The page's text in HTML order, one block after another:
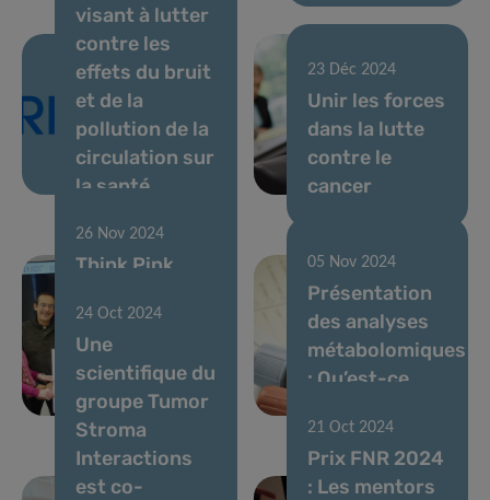
visant à lutter
contre les
effets du bruit
et de la
pollution de la
circulation sur
la santé
23 Déc 2024
Unir les forces
dans la lutte
contre le
cancer
26 Nov 2024
Think Pink
décerne une
bourse pour la
recherche sur
le cancer
05 Nov 2024
Présentation
des analyses
métabolomiques
: Qu’est-ce
24 Oct 2024
Une
scientifique du
groupe Tumor
Stroma
Interactions
est co-
21 Oct 2024
Prix FNR 2024
: Les mentors